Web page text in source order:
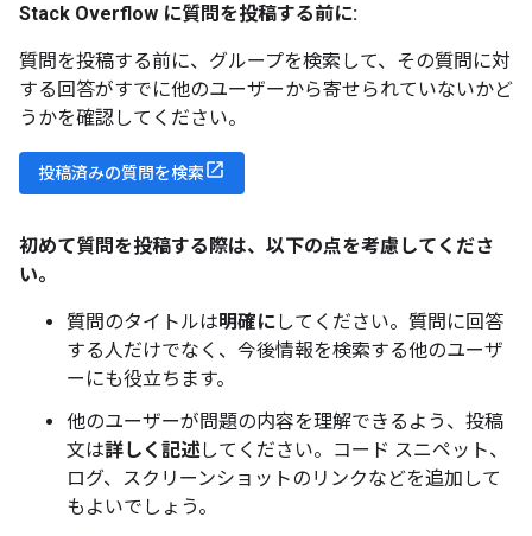
Stack Overflow に質問を投稿する前に:
質問を投稿する前に、グループを検索して、その質問に対
する回答がすでに他のユーザーから寄せられていないかど
うかを確認してください。
投稿済みの質問を検索
初めて質問を投稿する際は、以下の点を考慮してくださ
い。
質問のタイトルは明確にしてください。質問に回答
する人だけでなく、今後情報を検索する他のユーザ
ーにも役立ちます。
他のユーザーが問題の内容を理解できるよう、投稿
文は詳しく記述してください。コード スニペット、
ログ、スクリーンショットのリンクなどを追加して
もよいでしょう。